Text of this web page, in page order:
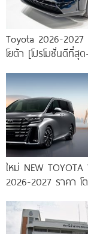
Toyota 2026-2027
โยต้า [โปรโมชั่นดีที่สุ
ใหม่ NEW TOYOTA
2026-2027 ราคา โ